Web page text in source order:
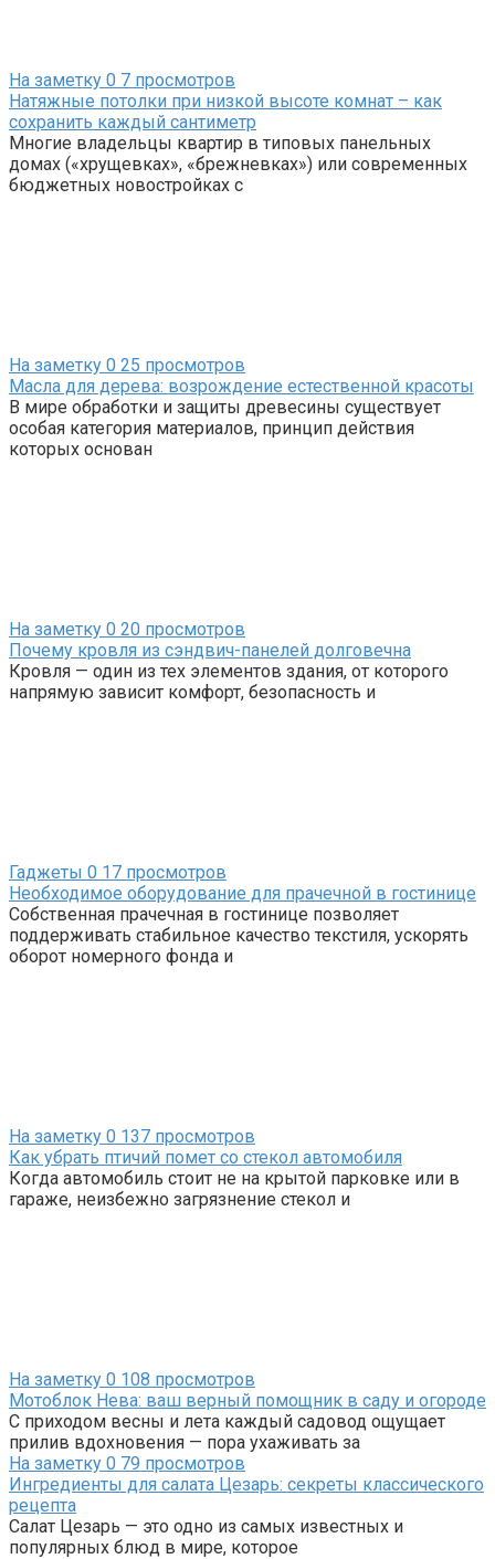
На заметку 0 7 просмотров
Натяжные потолки при низкой высоте комнат – как
сохранить каждый сантиметр
Многие владельцы квартир в типовых панельных
домах («хрущевках», «брежневках») или современных
бюджетных новостройках с
На заметку 0 25 просмотров
Масла для дерева: возрождение естественной красоты
В мире обработки и защиты древесины существует
особая категория материалов, принцип действия
которых основан
На заметку 0 20 просмотров
Почему кровля из сэндвич-панелей долговечна
Кровля — один из тех элементов здания, от которого
напрямую зависит комфорт, безопасность и
Гаджеты 0 17 просмотров
Необходимое оборудование для прачечной в гостинице
Собственная прачечная в гостинице позволяет
поддерживать стабильное качество текстиля, ускорять
оборот номерного фонда и
На заметку 0 137 просмотров
Как убрать птичий помет со стекол автомобиля
Когда автомобиль стоит не на крытой парковке или в
гараже, неизбежно загрязнение стекол и
На заметку 0 108 просмотров
Мотоблок Нева: ваш верный помощник в саду и огороде
С приходом весны и лета каждый садовод ощущает
прилив вдохновения — пора ухаживать за
На заметку 0 79 просмотров
Ингредиенты для салата Цезарь: секреты классического
рецепта
Салат Цезарь — это одно из самых известных и
популярных блюд в мире, которое